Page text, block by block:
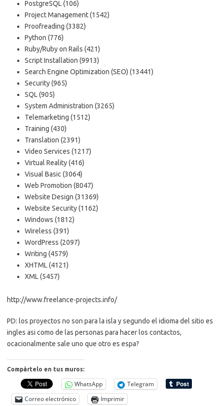
PostgreSQL (106)
Project Management (1542)
Proofreading (3382)
Python (776)
Ruby/Ruby on Rails (421)
Script Installation (9913)
Search Engine Optimization (SEO) (13441)
Security (965)
SQL (905)
System Administration (3265)
Telemarketing (1512)
Training (430)
Translation (2391)
Video Services (1217)
Virtual Reality (416)
Visual Basic (3064)
Web Promotion (8047)
Website Design (31369)
Website Security (1162)
Windows (1812)
Wireless (391)
WordPress (2097)
Writing (4579)
XHTML (4121)
XML (5457)
http://www.freelance-projects.info/
PD: los proyectos no son para la isla y segundo el idioma del sitio es
ingles asi como de las personas para hacer los contactos,
ocacionalmente sale uno que otro es espa?
Compártelo en tus muros:
WhatsApp
Telegram
Correo electrónico
Imprimir